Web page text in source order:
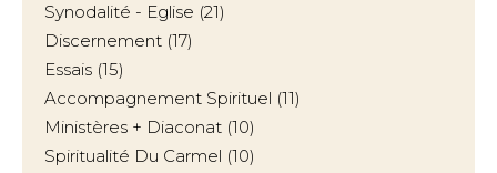
Synodalité - Eglise (21)
Discernement (17)
Essais (15)
Accompagnement Spirituel (11)
Ministères + Diaconat (10)
Spiritualité Du Carmel (10)